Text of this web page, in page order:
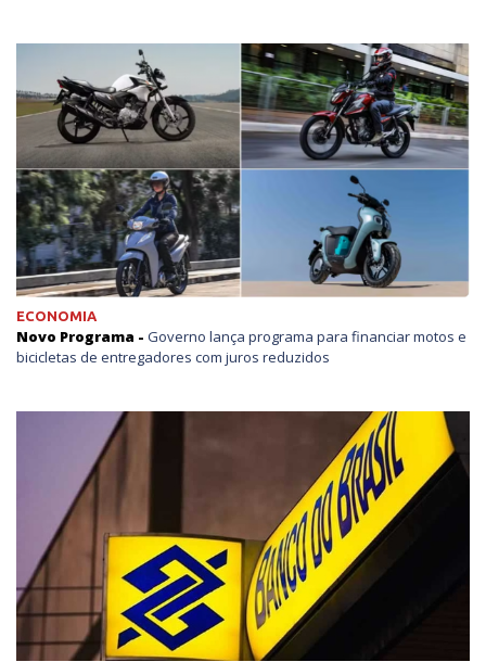
ECONOMIA
Novo Programa - Governo lança programa para financiar motos e
bicicletas de entregadores com juros reduzidos